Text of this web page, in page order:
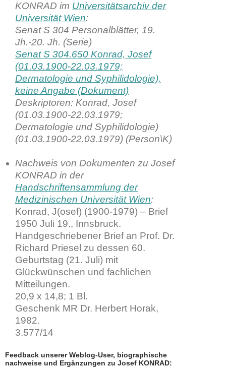
KONRAD im Universitätsarchiv der
Universität Wien:
Senat S 304 Personalblätter, 19.
Jh.-20. Jh. (Serie)
Senat S 304.650 Konrad, Josef
(01.03.1900-22.03.1979;
Dermatologie und Syphilidologie),
keine Angabe (Dokument)
Deskriptoren: Konrad, Josef
(01.03.1900-22.03.1979;
Dermatologie und Syphilidologie)
(01.03.1900-22.03.1979) (Person\K)
Nachweis von Dokumenten zu Josef
KONRAD in der
Handschriftensammlung der
Medizinischen Universität Wien:
Konrad, J(osef) (1900-1979) – Brief
1950 Juli 19., Innsbruck.
Handgeschriebener Brief an Prof. Dr.
Richard Priesel zu dessen 60.
Geburtstag (21. Juli) mit
Glückwünschen und fachlichen
Mitteilungen.
20,9 x 14,8; 1 Bl.
Geschenk MR Dr. Herbert Horak,
1982.
3.577/14
Feedback unserer Weblog-User, biographische
nachweise und Ergänzungen zu Josef KONRAD: